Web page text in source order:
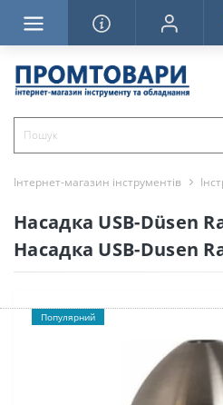
Інтернет-магазин інструментів
Насадка USB-Düsen
Насадка USB-Dusen
Популярний